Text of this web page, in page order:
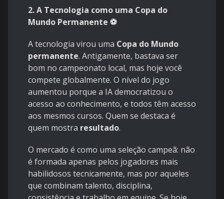
2. A Tecnologia como uma Copa do
Mundo Permanente ⚽
A tecnologia virou uma Copa do Mundo
permanente. Antigamente, bastava ser
bom no campeonato local, mas hoje você
compete globalmente. O nível do jogo
aumentou porque a IA democratizou o
acesso ao conhecimento, e todos têm acesso
aos mesmos cursos. Quem se destaca é
quem mostra resultado.
O mercado é como uma seleção campeã: não
é formada apenas pelos jogadores mais
habilidosos tecnicamente, mas por aqueles
que combinam talento, disciplina,